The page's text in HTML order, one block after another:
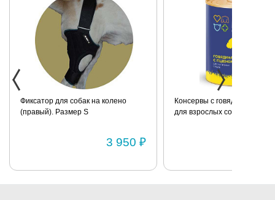
поводка 153
см, ширина
1,6 см. Размер
регулируется
от 26 см-41
см, ширина
1,6 см.
Фиксатор для собак на колено
(правый). Размер S
3 950 ₽
Консервы с говядиной и
для взрослых собак всех